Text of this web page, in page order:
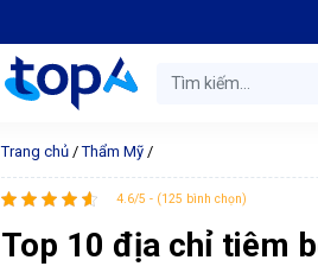
Trang chủ /Thẩm Mỹ /
4.6/5 - (125 bình chọn)
Top 10 địa chỉ tiêm